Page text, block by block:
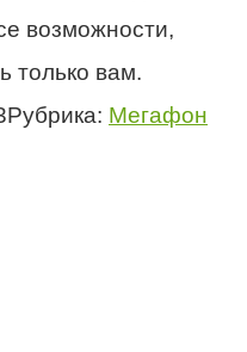
возможности,
только вам.
Рубрика: Мегафон